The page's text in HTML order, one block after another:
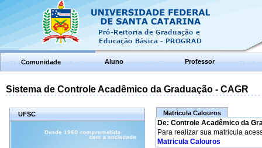
Comunidade Aluno Professor
Sistema de Controle Acadêmico da Graduação - CAGR
UFSC Matricula Calouros
De: Controle Acadêmico da
Para realizar sua matricula
Matricula Calouros